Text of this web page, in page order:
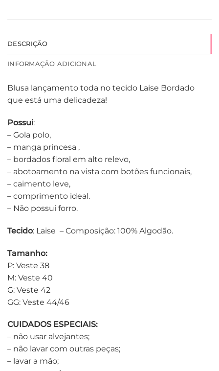
DESCRIÇÃO
INFORMAÇÃO ADICIONAL
Blusa lançamento toda no tecido Laise Bordado
que está uma delicadeza!
Possui:
– Gola polo,
– manga princesa ,
– bordados floral em alto relevo,
– abotoamento na vista com botões funcionais,
– caimento leve,
– comprimento ideal.
– Não possui forro.
Tecido: Laise – Composição: 100% Algodão.
Tamanho:
P: Veste 38
M: Veste 40
G: Veste 42
GG: Veste 44/46
CUIDADOS ESPECIAIS:
– não usar alvejantes;
– não lavar com outras peças;
– lavar a mão;